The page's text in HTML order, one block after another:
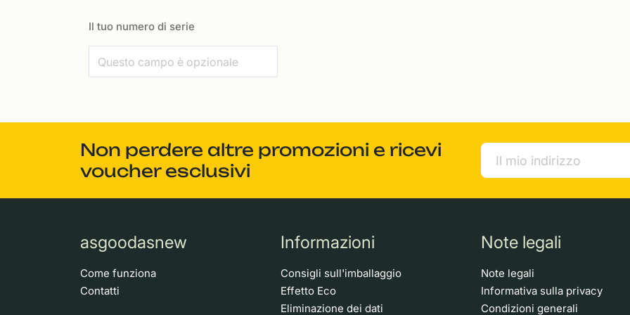
Il tuo numero di serie
Non perdere altre promozioni e ricevi
voucher esclusivi
asgoodasnew
Come funziona
Contatti
Informazioni
Consigli sull'imballaggio
Effetto Eco
Eliminazione dei dati
Note legali
Note legali
Informativa sulla privacy
Condizioni generali